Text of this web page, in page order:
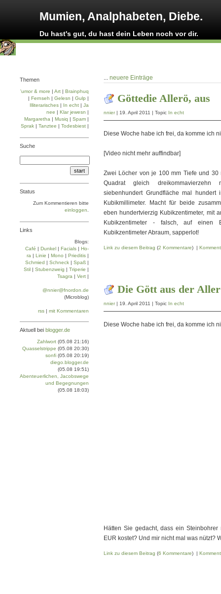
Mumien, Analphabeten, Diebe.
Du hast's gut, du hast dein Leben noch vor dir.
... neuere Einträge
Göttedie Allerö, aus
nnier| 19. April 2011 | Topic In echt
Diese Woche habe ich frei, da komme ich
[Video nicht mehr auffindbar]
Zwei Löcher von je 100 mm Tiefe und
Quadrat gleich dreikommavierzehn
siebenhundert Grundfläche mal
Kubikmillimeter. Macht für beide
eben hundertvierzig Kubikzentimeter, mit
Kubikzentimeter - falsch, auf einen
Kubikzentimeter Abraum, sapperlot!
Link zu diesem Beitrag (2 Kommentare) |
Die Gött aus der Aller
nnier| 19. April 2011 | Topic In echt
Diese Woche habe ich frei, da komme ich
Hätten Sie gedacht, dass ein
EUR kostet? Und mir nicht mal was nützt?
Link zu diesem Beitrag (6 Kommentare) |
Themen
'umor & more | Art | Brainphuq
| Fernseh | Gelesn | Gulp |
Illiterarisches | In echt | Ja
nee | Klar jewesn |
Margaretha | Musiq | Spam |
Sprak | Tanztee | Todesbiest |
Suche
Status
Zum Kommentieren bitte
einloggen
Links
Blogs:
Café | Dun­kel | Facials | Ho­
ra | Linie | Mo­no | Prie­di­tis |
Schmied | Schneck | Spaß |
Stil | Stu­ben­zweig | Tri­pe­rie |
Tsa­gra | Vert |
@nnier@fnordon.de
(Microblog)
rss | mit Kommentaren
Aktuell bei blogger.de
Zahlwort (05.08 21:16)
Quasselstrippe (05.08 20:30)
sonfi (05.08 20:19)
diego.blogger.de
(05.08 19:51)
Abenteuerlichen, Jacobswege
und Begegnungen
(05.08 18:03)